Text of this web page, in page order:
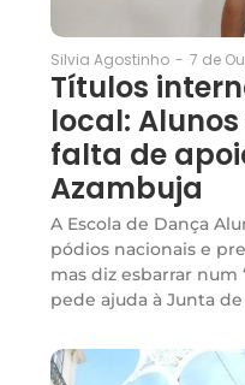
Silvia Agostinho - 7 de
Títulos
local:
falta de
Azambuja
A Escola de Dança
pódios nacionais e
mas diz esbarrar
pede ajuda à Junta de